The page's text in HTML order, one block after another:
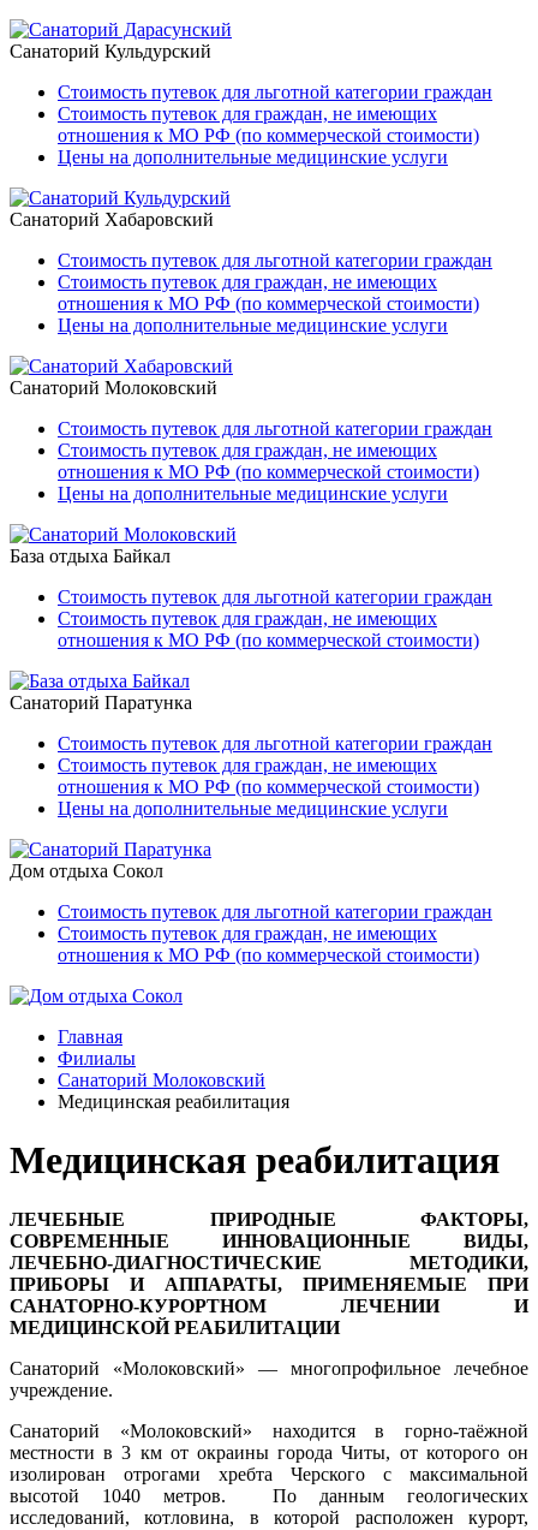
Санаторий Кульдурский
Стоимость путевок для льготной категории граждан
Стоимость путевок для граждан, не имеющих
отношения к МО РФ (по коммерческой стоимости)
Цены на дополнительные медицинские услуги
Санаторий Хабаровский
Стоимость путевок для льготной категории граждан
Стоимость путевок для граждан, не имеющих
отношения к МО РФ (по коммерческой стоимости)
Цены на дополнительные медицинские услуги
Санаторий Молоковский
Стоимость путевок для льготной категории граждан
Стоимость путевок для граждан, не имеющих
отношения к МО РФ (по коммерческой стоимости)
Цены на дополнительные медицинские услуги
База отдыха Байкал
Стоимость путевок для льготной категории граждан
Стоимость путевок для граждан, не имеющих
отношения к МО РФ (по коммерческой стоимости)
Санаторий Паратунка
Стоимость путевок для льготной категории граждан
Стоимость путевок для граждан, не имеющих
отношения к МО РФ (по коммерческой стоимости)
Цены на дополнительные медицинские услуги
Дом отдыха Сокол
Стоимость путевок для льготной категории граждан
Стоимость путевок для граждан, не имеющих
отношения к МО РФ (по коммерческой стоимости)
Главная
Филиалы
Санаторий Молоковский
Медицинская реабилитация
Медицинская реабилитация
ЛЕЧЕБНЫЕ ПРИРОДНЫЕ ФАКТОРЫ,
СОВРЕМЕННЫЕ ИННОВАЦИОННЫЕ ВИДЫ,
ЛЕЧЕБНО-ДИАГНОСТИЧЕСКИЕ МЕТОДИКИ,
ПРИБОРЫ И АППАРАТЫ, ПРИМЕНЯЕМЫЕ ПРИ
САНАТОРНО-КУРОРТНОМ ЛЕЧЕНИИ И
МЕДИЦИНСКОЙ РЕАБИЛИТАЦИИ
Санаторий «Молоковский» — многопрофильное лечебное
учреждение.
Санаторий «Молоковский» находится в горно-таёжной
местности в 3 км от окраины города Читы, от которого он
изолирован отрогами хребта Черского с максимальной
высотой 1040 метров. По данным геологических
исследований, котловина, в которой расположен курорт,